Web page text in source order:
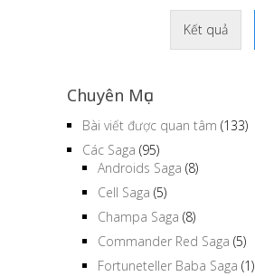
Kết quả
Chuyên Mục
Bài viết được quan tâm (133)
Các Saga (95)
Androids Saga (8)
Cell Saga (5)
Champa Saga (8)
Commander Red Saga (5)
Fortuneteller Baba Saga (1)